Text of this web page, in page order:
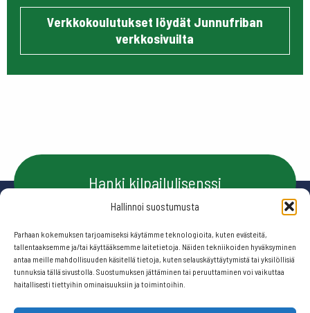
Hallinnoi suostumusta
Parhaan kokemuksen tarjoamiseksi käytämme teknologioita, kuten evästeitä,
tallentaaksemme ja/tai käyttääksemme laitetietoja. Näiden tekniikoiden hyväksyminen
antaa meille mahdollisuuden käsitellä tietoja, kuten selauskäyttäytymistä tai yksilöllisiä
tunnuksia tällä sivustolla. Suostumuksen jättäminen tai peruuttaminen voi vaikuttaa
haitallisesti tiettyihin ominaisuuksiin ja toimintoihin.
Verkkokoulutukset löydät Junnufriban
verkkosivuilta
Hanki kilpailulisenssi
Ota yhteyttä
Seuraa meitä: